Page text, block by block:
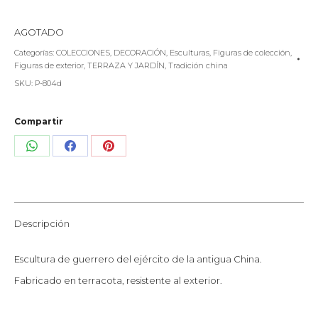
AGOTADO
Categorías: COLECCIONES DECORACIÓN Esculturas Figuras de colección
Figuras de exterior TERRAZA Y JARDÍN Tradición china
SKU: P-804d
Compartir
Share Share Share
Descripción
Escultura de guerrero del ejército de la antigua China.
Fabricado en terracota, resistente al exterior.